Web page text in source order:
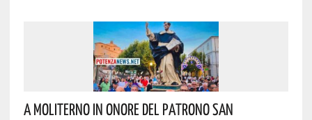
A Moliterno In Onore Del Patrono San